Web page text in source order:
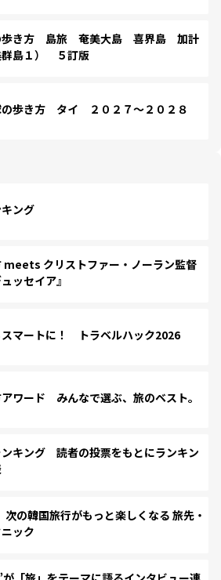
歩き方 島旅 奄美大島 喜界島 加計
群島１） ５訂版
歩き方 タイ ２０２７～２０２８
ング
meets クリストファー・ノーラン監督
ッセイア』
マートに！ トラベルハック2026
ワード みんなで選ぶ、旅のベスト。
キング 読者の投票をもとにランキン
の韓国旅行がもっと楽しくなる 旅先・
ック